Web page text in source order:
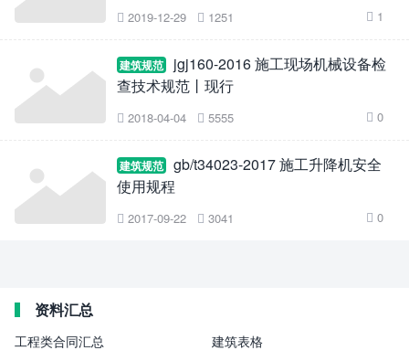
 2019-12-29  1251  1
建筑规范
jgj160-2016 施工现场机械设备检
查技术规范丨现行
 2018-04-04  5555  0
建筑规范
gb/t34023-2017 施工升降机安全
使用规程
 2017-09-22  3041  0
资料汇总
工程类合同汇总
建筑表格